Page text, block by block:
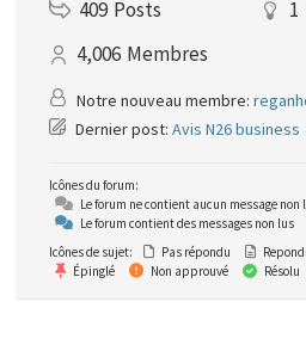
409 Posts 1
4,006 Membres
Notre nouveau membre:
Dernier post: Avis N26 business
Icônes du forum:
Le forum ne contient aucun message non
Le forum contient des messages non lus
Icônes de sujet:
Pas répondu
Épinglé
Non approuvé Résolu